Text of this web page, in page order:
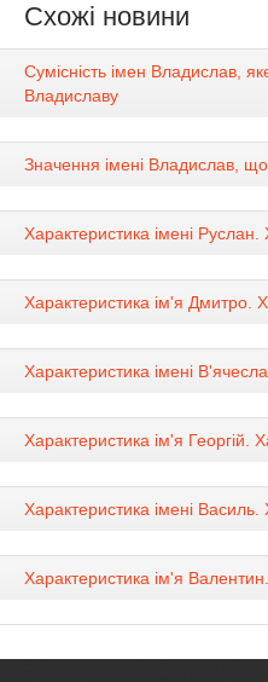
Схожі новини
Сумісність імен Владислав,
Владиславу
Значення імені Владислав,
Характеристика імені Руслан.
Характеристика ім'я Дмитро.
Характеристика імені
Характеристика ім'я Георгій.
Характеристика імені Василь.
Характеристика ім'я